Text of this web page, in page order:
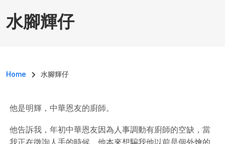
水腳輝仔
導航連結
Home 水腳輝仔
他是明輝，中華恩友的廚師。
他告訴我，年初中華恩友因為人事調動有廚師的空缺，當
我正在徵詢人手的時候，他本來想騙我他以前是個外燴的